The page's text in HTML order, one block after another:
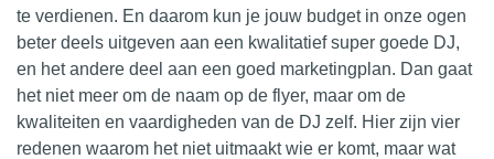
te verdienen. En daarom kun je jouw budget in onze ogen
beter deels uitgeven aan een kwalitatief super goede DJ,
en het andere deel aan een goed marketingplan. Dan gaat
het niet meer om de naam op de flyer, maar om de
kwaliteiten en vaardigheden van de DJ zelf. Hier zijn vier
redenen waarom het niet uitmaakt wie er komt, maar wat